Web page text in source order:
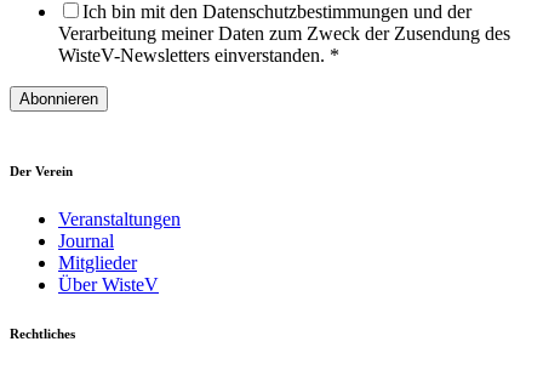
Ich bin mit den Datenschutzbestimmungen und der
Verarbeitung meiner Daten zum Zweck der Zusendung des
WisteV-Newsletters einverstanden. *
Abonnieren
Der Verein
Veranstaltungen
Journal
Mitglieder
Über WisteV
Rechtliches